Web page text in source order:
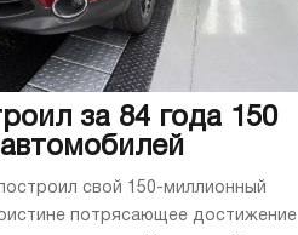
за 84 года 150
свой 150-миллионный
потрясающее достижение